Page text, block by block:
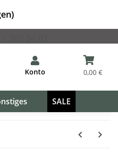
Konto 0,00 €
SALE